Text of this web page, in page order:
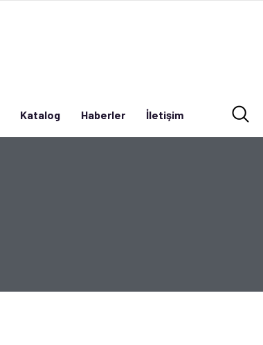
Katalog Haberler İletişim